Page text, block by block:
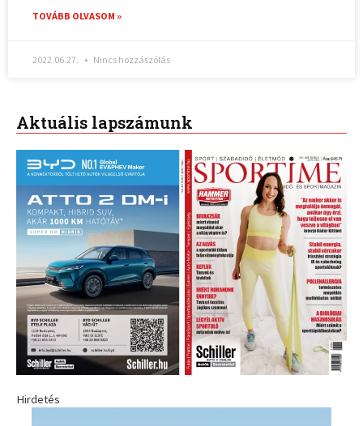
TOVÁBB OLVASOM »
2022.06.27. Nincs hozzászólás
Aktuális lapszámunk
Hirdetés